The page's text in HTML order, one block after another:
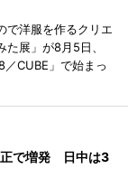
で洋服を作るクリエ
展」が8月5日、
CUBE」で始まっ
正で増発 日中は3